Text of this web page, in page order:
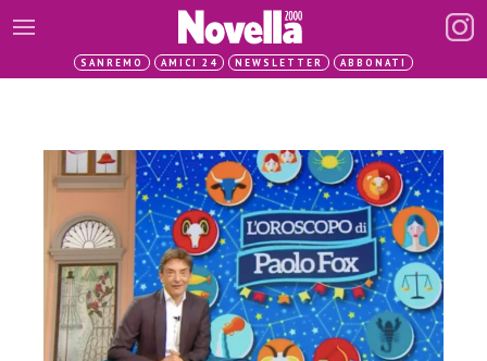
SANREMO AMICI 24 NEWSLETTER ABBONATI